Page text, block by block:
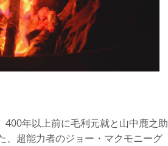
年以上前に毛利元就と山中鹿之助
、超能力者のジョー・マクモニーグ